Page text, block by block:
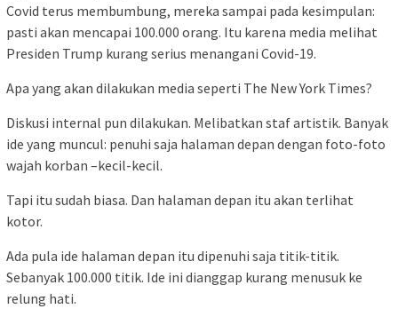
Covid terus membumbung, mereka sampai pada kesimpulan:
pasti akan mencapai 100.000 orang. Itu karena media melihat
Presiden Trump kurang serius menangani Covid-19.
Apa yang akan dilakukan media seperti The New York Times?
Diskusi internal pun dilakukan. Melibatkan staf artistik. Banyak
ide yang muncul: penuhi saja halaman depan dengan foto-foto
wajah korban –kecil-kecil.
Tapi itu sudah biasa. Dan halaman depan itu akan terlihat
kotor.
Ada pula ide halaman depan itu dipenuhi saja titik-titik.
Sebanyak 100.000 titik. Ide ini dianggap kurang menusuk ke
relung hati.